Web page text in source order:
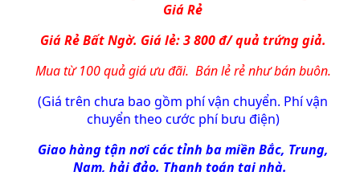
Giá Rẻ
Giá Rẻ Bất Ngờ. Giá lẻ: 3 800 đ/ quả trứng giả.
Mua từ 100 quả giá ưu đãi. Bán lẻ rẻ như bán buôn.
(Giá trên chưa bao gồm phí vận chuyển. Phí vận
chuyển theo cước phí bưu điện)
Giao hàng tận nơi các tỉnh ba miền Bắc, Trung,
Nam, hải đảo. Thanh toán tại nhà.